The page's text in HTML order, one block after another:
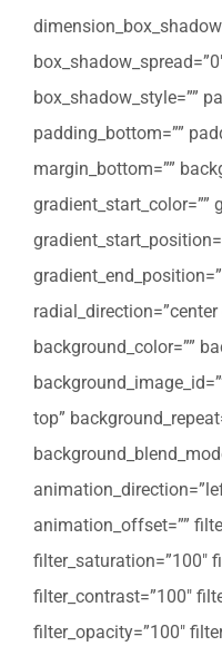
box_shadow_style=””
padding_bottom=””
margin_bottom=””
gradient_start_color=””
radial_direction=”center
background_color=””
top”
animation_offset=””
filter_saturation=”100″
filter_contrast=”100″
filter_opacity=”100″